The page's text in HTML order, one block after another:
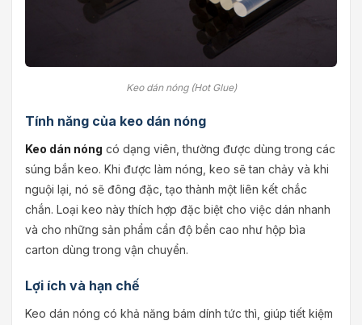
Keo dán nóng (Hot Glue)
Tính năng của keo dán nóng
Keo dán nóng có dạng viên, thường được dùng trong các
súng bắn keo. Khi được làm nóng, keo sẽ tan chảy và khi
nguội lại, nó sẽ đông đặc, tạo thành một liên kết chắc
chắn. Loại keo này thích hợp đặc biệt cho việc dán nhanh
và cho những sản phẩm cần độ bền cao như hộp bìa
carton dùng trong vận chuyển.
Lợi ích và hạn chế
Keo dán nóng có khả năng bám dính tức thì, giúp tiết kiệm